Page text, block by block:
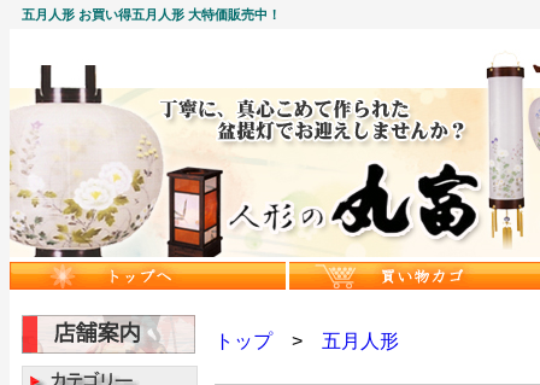
五月人形 お買い得五月人形 大特価販売中！
トップ> 五月人形